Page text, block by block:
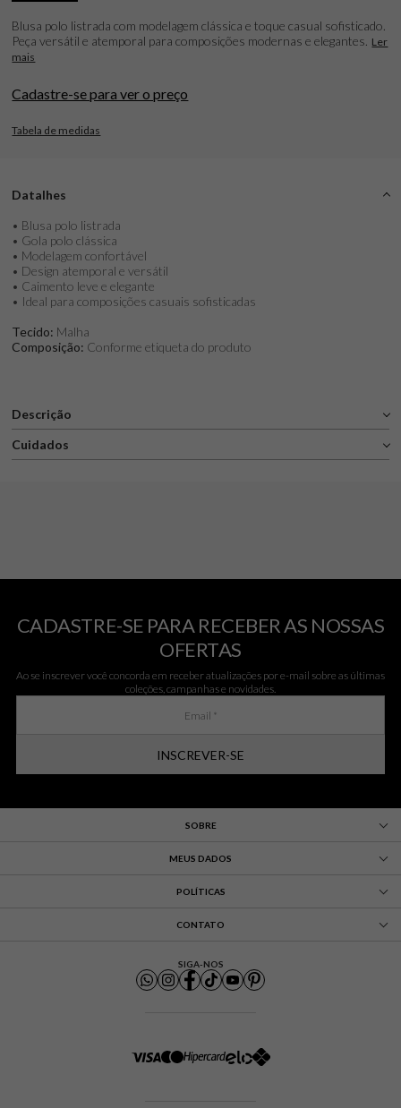
Blusa polo listrada com modelagem clássica e toque casual sofisticado.
Peça versátil e atemporal para composições modernas e elegantes. Ler
mais
Cadastre-se para ver o preço
Tabela de medidas
Datalhes
• Blusa polo listrada
• Gola polo clássica
• Modelagem confortável
• Design atemporal e versátil
• Caimento leve e elegante
• Ideal para composições casuais sofisticadas
Tecido: Malha
Composição: Conforme etiqueta do produto
Descrição
Cuidados
CADASTRE-SE PARA RECEBER AS NOSSAS
OFERTAS
Ao se inscrever você concorda em receber atualizações por e-mail sobre as últimas
coleções, campanhas e novidades.
INSCREVER-SE
SOBRE
MEUS DADOS
POLÍTICAS
CONTATO
SIGA-NOS